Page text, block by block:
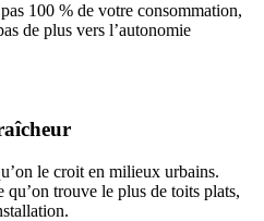
100 % de votre consommation,
de plus vers l’autonomie
le croit en milieux urbains.
qu’on trouve le plus de toits plats,